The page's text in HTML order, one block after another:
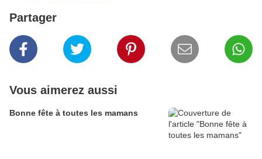
Partager
Vous aimerez aussi
Bonne fête à toutes les mamans